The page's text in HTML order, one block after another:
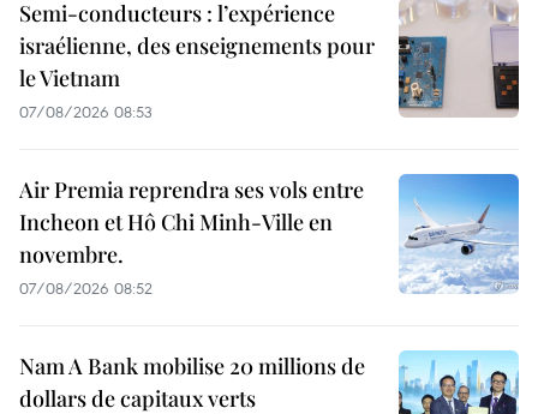
Semi-conducteurs : l’expérience
israélienne, des enseignements pour
le Vietnam
07/08/2026 08:53
Air Premia reprendra ses vols entre
Incheon et Hô Chi Minh-Ville en
novembre.
07/08/2026 08:52
Nam A Bank mobilise 20 millions de
dollars de capitaux verts